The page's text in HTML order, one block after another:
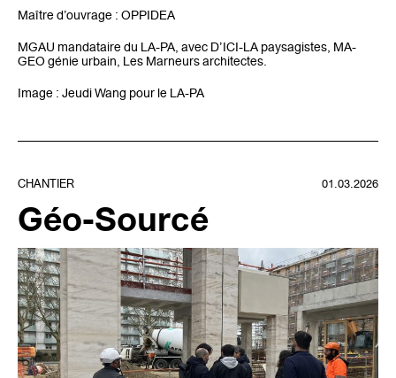
Maître d’ouvrage : OPPIDEA
MGAU mandataire du LA-PA, avec D’ICI-LA paysagistes, MA-
GEO génie urbain, Les Marneurs architectes.
Image : Jeudi Wang pour le LA-PA
CHANTIER 01.03.2026
Géo-Sourcé